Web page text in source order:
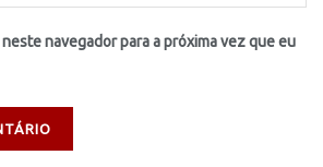
navegador para a próxima vez que eu